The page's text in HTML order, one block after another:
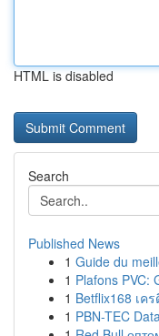
HTML is disabled
Search
Published News
1 Guide du
1 Plafons PVC:
1 Betflix168 เ
1 PBN-TEC